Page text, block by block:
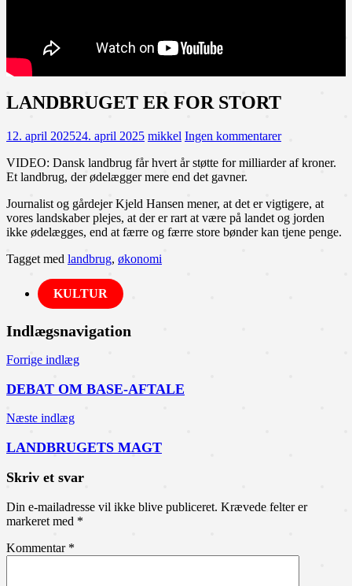
LANDBRUGET ER FOR STORT
12. april 202524. april 2025 mikkel Ingen kommentarer
VIDEO: Dansk landbrug får hvert år støtte for milliarder af kroner.
Et landbrug, der ødelægger mere end det gavner.
Journalist og gårdejer Kjeld Hansen mener, at det er vigtigere, at
vores landskaber plejes, at der er rart at være på landet og jorden
ikke ødelægges, end at færre og færre store bønder kan tjene penge.
Tagget med landbrug, økonomi
KULTUR
Indlægsnavigation
Forrige indlæg
DEBAT OM BASE-AFTALE
Næste indlæg
LANDBRUGETS MAGT
Skriv et svar
Din e-mailadresse vil ikke blive publiceret. Krævede felter er
markeret med *
Kommentar *